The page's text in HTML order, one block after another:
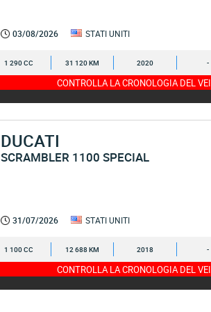
03/08/2026 STATI UNITI
1 290 CC 31 120 KM 2020 -
CONTROLLA LA CRONOLOGIA DEL
DUCATI
SCRAMBLER 1100 SPECIAL
31/07/2026 STATI UNITI
1 100 CC 12 688 KM 2018 -
CONTROLLA LA CRONOLOGIA DEL